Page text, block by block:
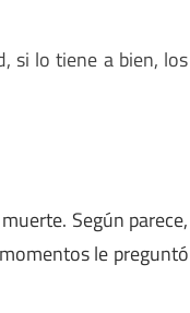
si lo tiene a bien, los
Según parece,
le preguntó